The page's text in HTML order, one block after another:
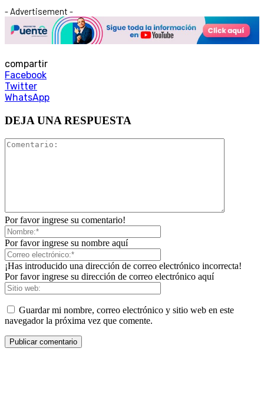
- Advertisement -
compartir
Facebook
Twitter
WhatsApp
DEJA UNA RESPUESTA
Por favor ingrese su comentario!
Por favor ingrese su nombre aquí
¡Has introducido una dirección de correo electrónico incorrecta!
Por favor ingrese su dirección de correo electrónico aquí
Guardar mi nombre, correo electrónico y sitio web en este
navegador la próxima vez que comente.